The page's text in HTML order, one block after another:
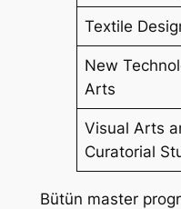
Textile
New
Arts
Visual Arts
Curatorial
Bütün master